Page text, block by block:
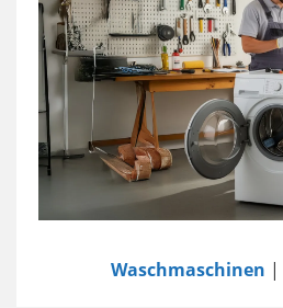
Waschmaschinen |